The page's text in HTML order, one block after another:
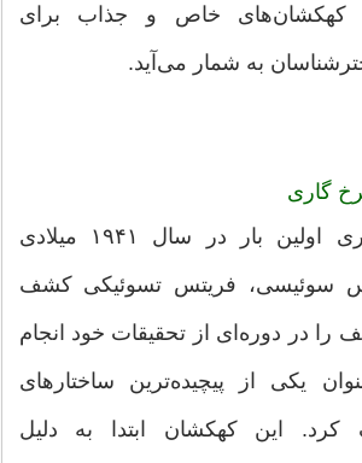
کهکشان‌های خاص و جذاب برای
به شمار می‌آید.
گاری
کهکشان چرخ گاری اولین بار در سال ۱۹۴۱ میلادی
سوئیسی، فریتس تسوئیکی کشف
را در دوره‌ای از تحقیقات خود انجام
یکی از پیچیده‌ترین ساختارهای
این کهکشان ابتدا به دلیل